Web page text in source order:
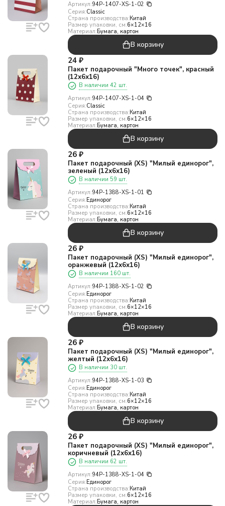
Артикул:94P-1407-XS-1-02
Серия:Classic
Страна производства:Китай
Размер упаковки, см:6×12×16
Материал:Бумага, картон
В корзину
24 ₽
Пакет подарочный "Много точек", красный
(12х6х16)
В наличии 42 шт.
Артикул:94P-1407-XS-1-04
Серия:Classic
Страна производства:Китай
Размер упаковки, см:6×12×16
Материал:Бумага, картон
В корзину
26 ₽
Пакет подарочный (XS) "Милый единорог",
зеленый (12х6х16)
В наличии 59 шт.
Артикул:94P-1388-XS-1-01
Серия:Единорог
Страна производства:Китай
Размер упаковки, см:6×12×16
Материал:Бумага, картон
В корзину
26 ₽
Пакет подарочный (XS) "Милый единорог",
оранжевый (12х6х16)
В наличии 160 шт.
Артикул:94P-1388-XS-1-02
Серия:Единорог
Страна производства:Китай
Размер упаковки, см:6×12×16
Материал:Бумага, картон
В корзину
26 ₽
Пакет подарочный (XS) "Милый единорог",
желтый (12х6х16)
В наличии 30 шт.
Артикул:94P-1388-XS-1-03
Серия:Единорог
Страна производства:Китай
Размер упаковки, см:6×12×16
Материал:Бумага, картон
В корзину
26 ₽
Пакет подарочный (XS) "Милый единорог",
коричневый (12х6х16)
В наличии 62 шт.
Артикул:94P-1388-XS-1-04
Серия:Единорог
Страна производства:Китай
Размер упаковки, см:6×12×16
Материал:Бумага, картон